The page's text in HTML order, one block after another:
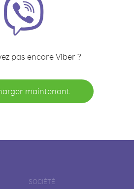
pas encore Viber ?
maintenant
SOCIÉTÉ